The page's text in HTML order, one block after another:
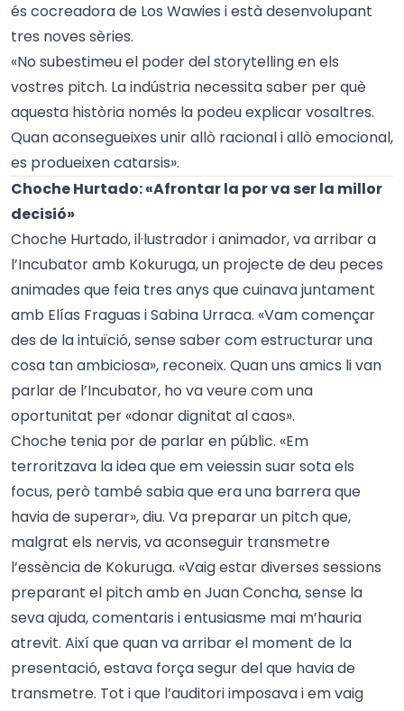
és cocreadora de Los Wawies i està desenvolupant
tres noves sèries.
«No subestimeu el poder del storytelling en els
vostres pitch. La indústria necessita saber per què
aquesta història només la podeu explicar vosaltres.
Quan aconsegueixes unir allò racional i allò emocional,
es produeixen catarsis».
Choche Hurtado: «Afrontar la por va ser la millor
decisió»
Choche Hurtado, il·lustrador i animador, va arribar a
l’Incubator amb Kokuruga, un projecte de deu peces
animades que feia tres anys que cuinava juntament
amb Elías Fraguas i Sabina Urraca. «Vam començar
des de la intuïció, sense saber com estructurar una
cosa tan ambiciosa», reconeix. Quan uns amics li van
parlar de l’Incubator, ho va veure com una
oportunitat per «donar dignitat al caos».
Choche tenia por de parlar en públic. «Em
terroritzava la idea que em veiessin suar sota els
focus, però també sabia que era una barrera que
havia de superar», diu. Va preparar un pitch que,
malgrat els nervis, va aconseguir transmetre
l’essència de Kokuruga. «Vaig estar diverses sessions
preparant el pitch amb en Juan Concha, sense la
seva ajuda, comentaris i entusiasme mai m’hauria
atrevit. Així que quan va arribar el moment de la
presentació, estava força segur del que havia de
transmetre. Tot i que l’auditori imposava i em vaig